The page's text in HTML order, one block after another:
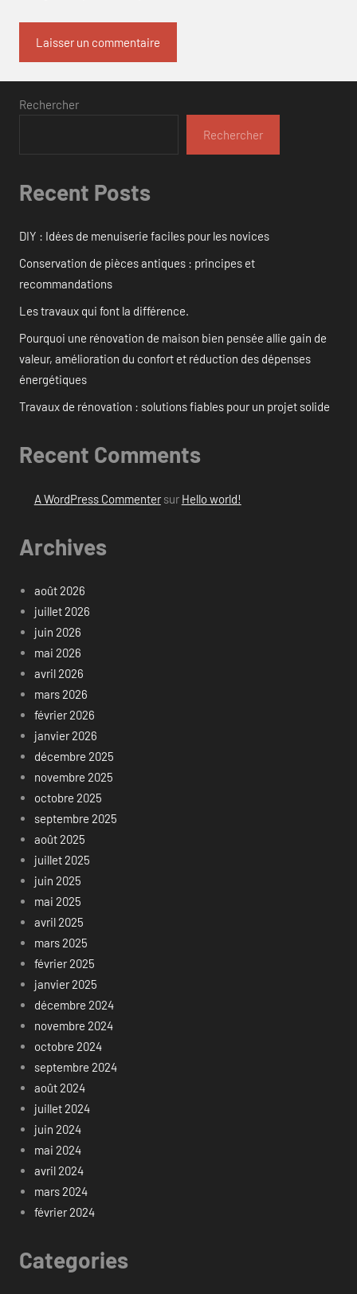
Rechercher
Rechercher
Recent Posts
DIY : Idées de menuiserie faciles pour les novices
Conservation de pièces antiques : principes et
recommandations
Les travaux qui font la différence.
Pourquoi une rénovation de maison bien pensée allie gain de
valeur, amélioration du confort et réduction des dépenses
énergétiques
Travaux de rénovation : solutions fiables pour un projet solide
Recent Comments
A WordPress Commentersur Hello world!
Archives
août 2026
juillet 2026
juin 2026
mai 2026
avril 2026
mars 2026
février 2026
janvier 2026
décembre 2025
novembre 2025
octobre 2025
septembre 2025
août 2025
juillet 2025
juin 2025
mai 2025
avril 2025
mars 2025
février 2025
janvier 2025
décembre 2024
novembre 2024
octobre 2024
septembre 2024
août 2024
juillet 2024
juin 2024
mai 2024
avril 2024
mars 2024
février 2024
Categories